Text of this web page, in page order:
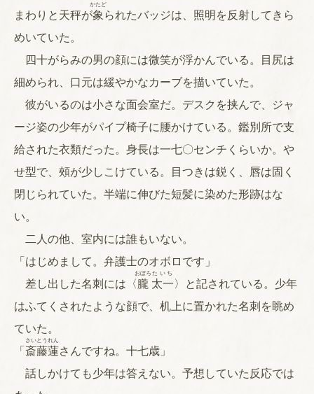
まわりと天秤が象
かたど
られたバッジは、照明を反射してきら
めいていた。
四十がらみの男の顔には微笑が浮かんでいる。目尻は
細められ、口元は緩やかなカーブを描いていた。
彼がいるのは小さな面会室だ。デスクを挟んで、ジャ
ージ姿の少年がパイプ椅子に腰かけている。鑑別所で支
給された衣類だった。身長は一七〇センチくらいか。や
せ型で、頰が少しこけている。目つきは鋭く、唇は固く
閉じられていた。半端に伸びた短髪に染めた形跡はな
い。
二人の他、室内には誰もいない。
「はじめまして。弁護士のオボロです」
差し出した名刺には〈朧
おぼろ
太一
たいち
〉と記されている。少年
はふてくされたような顔で、机上に置かれた名刺を眺め
ていた。
「斎藤
さいとう
蓮
れん
さんですね。十七歳」
話しかけても少年は答えない。予想していた反応では